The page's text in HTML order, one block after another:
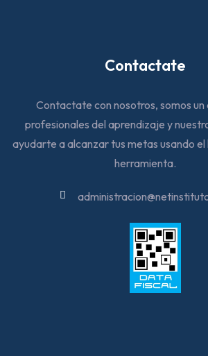
Contactate
Contactate con nosotros, somos un
profesionales del aprendizaje y
ayudarte a alcanzar tus metas usando
herramienta.